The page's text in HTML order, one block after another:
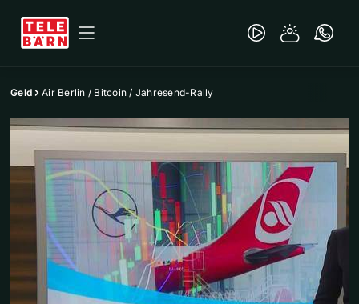
Geld Air Berlin / Bitcoin / Jahresend-Rally